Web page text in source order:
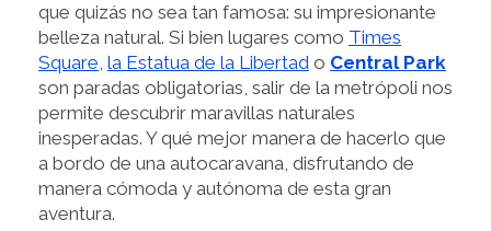
que quizás no sea tan famosa: su impresionante
belleza natural. Si bien lugares como Times
Square, la Estatua de la Libertad o Central Park
son paradas obligatorias, salir de la metrópoli nos
permite descubrir maravillas naturales
inesperadas. Y qué mejor manera de hacerlo que
a bordo de una autocaravana, disfrutando de
manera cómoda y autónoma de esta gran
aventura.